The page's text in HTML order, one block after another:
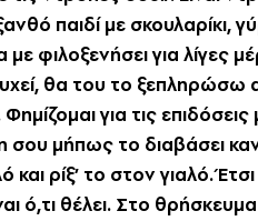
παιδί με
φιλοξενήσει για λίγες
θα του το
για τις
μήπως το διαβάσει
και ρίξ’ το στον γιαλό.
ό,τι θέλει. Στο